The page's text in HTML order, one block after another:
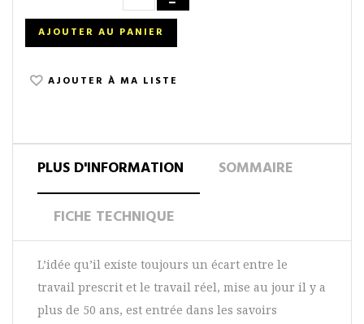
AJOUTER AU PANIER
AJOUTER À MA LISTE
PLUS D'INFORMATION SOMMAIRE
FICHE TECHNIQUE
L’idée qu’il existe toujours un écart entre le
travail prescrit et le travail réel, mise au jour il y a
plus de 50 ans, est entrée dans les savoirs